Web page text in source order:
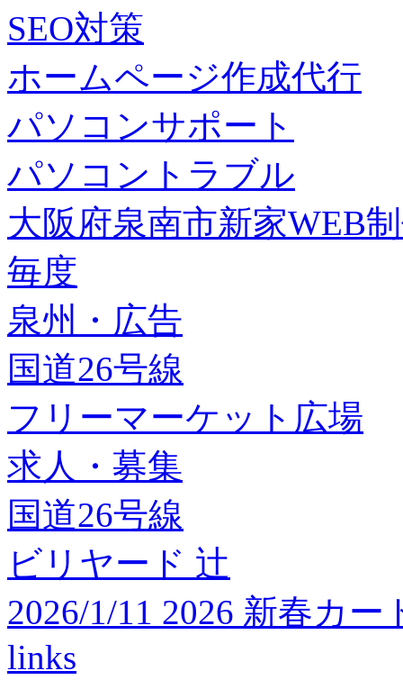
SEO対策
ホームページ作成代行
パソコンサポート
パソコントラブル
大阪府泉南市新家WEB
毎度
泉州・広告
国道26号線
フリーマーケット広場
求人・募集
国道26号線
ビリヤード 辻
2026/1/11 2026 新春カ
links